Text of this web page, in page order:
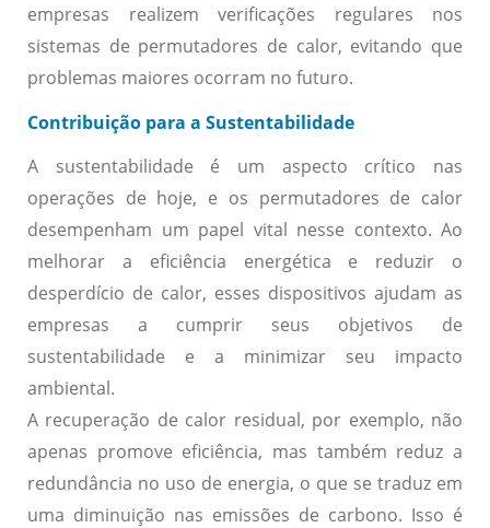
empresas realizem verificações regulares nos
sistemas de permutadores de calor, evitando que
problemas maiores ocorram no futuro.
Contribuição para a Sustentabilidade
A sustentabilidade é um aspecto crítico nas
operações de hoje, e os permutadores de calor
desempenham um papel vital nesse contexto. Ao
melhorar a eficiência energética e reduzir o
desperdício de calor, esses dispositivos ajudam as
empresas a cumprir seus objetivos de
sustentabilidade e a minimizar seu impacto
ambiental.
A recuperação de calor residual, por exemplo, não
apenas promove eficiência, mas também reduz a
redundância no uso de energia, o que se traduz em
uma diminuição nas emissões de carbono. Isso é